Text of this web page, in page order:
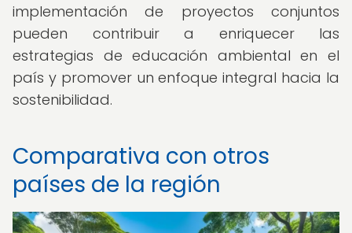
implementación de proyectos conjuntos
pueden contribuir a enriquecer las
estrategias de educación ambiental en el
país y promover un enfoque integral hacia la
sostenibilidad.
Comparativa con otros
países de la región